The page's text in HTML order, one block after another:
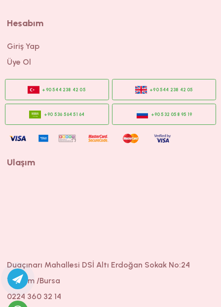
Hesabım
Giriş Yap
Üye Ol
Ulaşım
Duaçınarı Mahallesi DSİ Altı Erdoğan Sokak No:24
Yıldırım /Bursa
0224 360 32 14